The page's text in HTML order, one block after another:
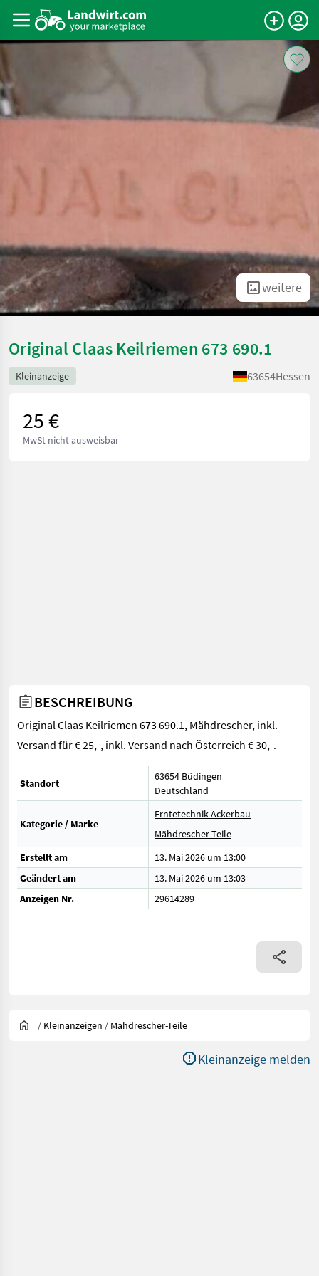
weitere
Original Claas Keilriemen 673 690.1
Kleinanzeige 63654Hessen
25 €
MwSt nicht ausweisbar
BESCHREIBUNG
Original Claas Keilriemen 673 690.1, Mähdrescher, inkl.
Versand für € 25,-, inkl. Versand nach Österreich € 30,-.
Standort
63654 Büdingen
Deutschland
Kategorie / Marke
Erntetechnik Ackerbau
Mähdrescher-Teile
Erstellt am
13. Mai 2026 um 13:00
Geändert am
13. Mai 2026 um 13:03
Anzeigen Nr.
29614289
/ Kleinanzeigen / Mähdrescher-Teile
Kleinanzeige melden